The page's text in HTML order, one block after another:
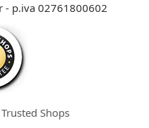
- p.iva 02761800602
Shops